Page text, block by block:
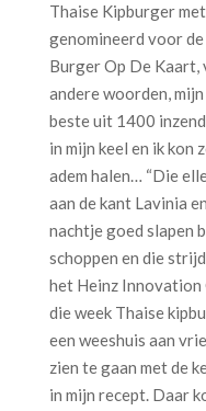
Thaise Kipburger
genomineerd voor
Burger Op De Kaart,
andere woorden,
beste uit 1400
in mijn keel en ik kon
adem halen… “Die
aan de kant Lavinia
nachtje goed slapen
schoppen en die
het Heinz Innovation
die week Thaise
een weeshuis aan
zien te gaan met de
in mijn recept. Daar